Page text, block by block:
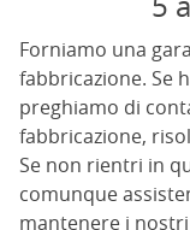
Forniamo una
fabbricazione. Se
preghiamo di
fabbricazione,
Se non rientri in
comunque
mantenere i